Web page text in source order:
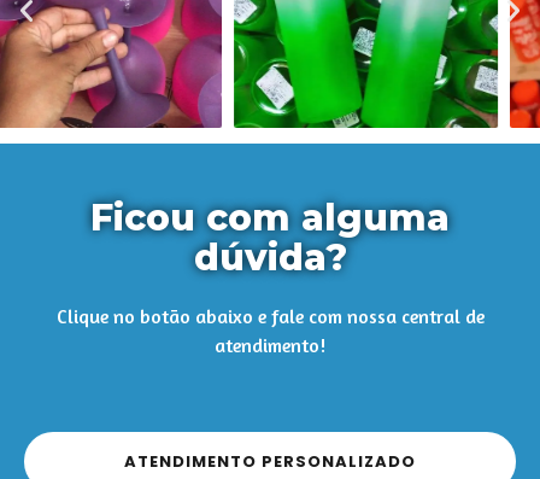
Ficou com alguma
dúvida?
Clique no botão abaixo e fale com nossa central de
atendimento!
ATENDIMENTO PERSONALIZADO